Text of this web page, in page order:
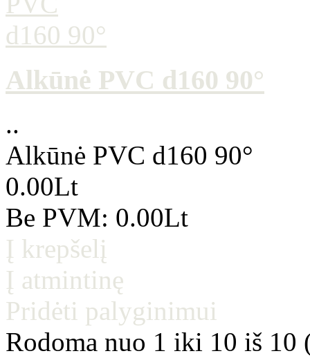
Alkūnė PVC d160 90°
..
Alkūnė PVC d160 90°
0.00Lt
Be PVM: 0.00Lt
Į krepšelį
Į atmintinę
Pridėti palyginimui
Rodoma nuo 1 iki 10 iš 10